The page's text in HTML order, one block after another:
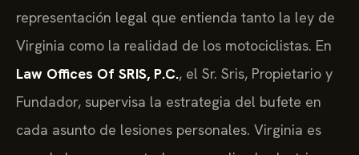
representación legal que entienda tanto la ley de
Virginia como la realidad de los motociclistas. En
Law Offices Of SRIS, P.C., el Sr. Sris, Propietario y
Fundador, supervisa la estrategia del bufete en
cada asunto de lesiones personales. Virginia es